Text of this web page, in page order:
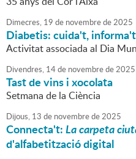
Dimecres, 19 de novembrede2025
Diabetis: cuida't,
Activitat associada al Dia
Divendres, 14de novembrede2025
Tast de vins i xocolata
Setmana de la Ciència
Dijous, 13 de novembrede2025
Connecta't:La carpeta
d'alfabetització digital